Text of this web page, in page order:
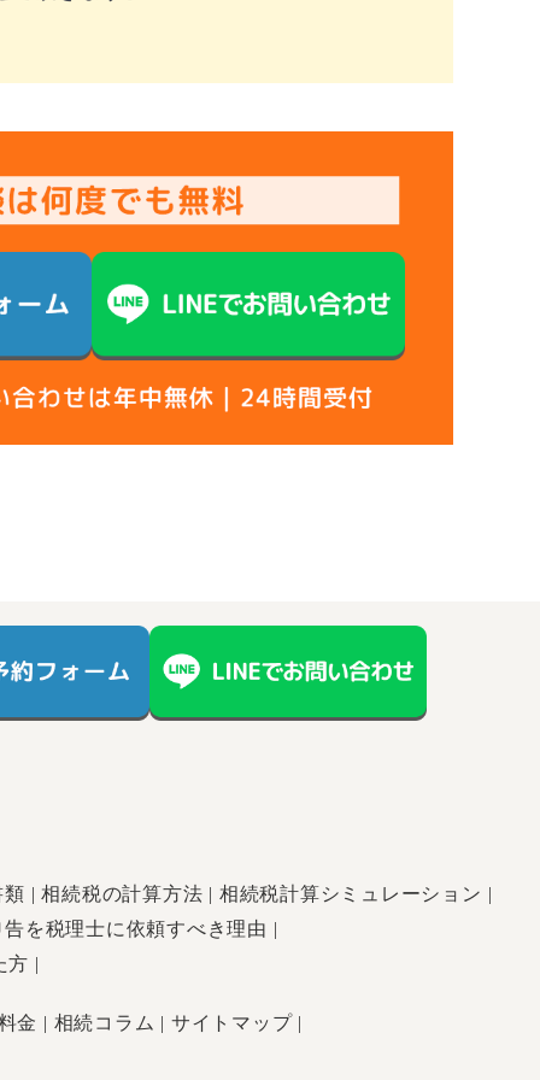
類 相続税の計算方法
相続税計算シミュレーション
を税理士に依頼すべき理由
方
金 相続コラム サイトマップ